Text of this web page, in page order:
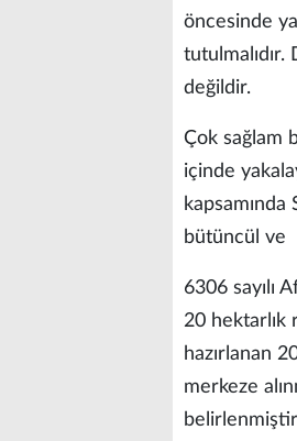
öncesinde
değildir.
Çok sağlam
içinde
bütüncül ve
6306 sayılı
20 hektarlık
hazırlanan
merkeze